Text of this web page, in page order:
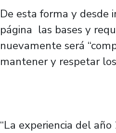
De esta forma y desde
página las bases y
nuevamente será
mantener y respetar
“La experiencia del